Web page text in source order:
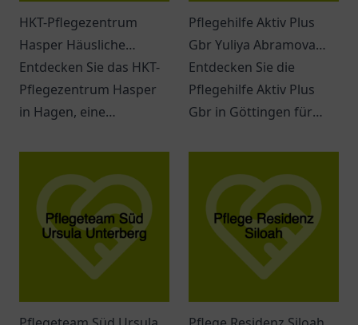
HKT-Pflegezentrum
Hasper Häusliche
Krankenpflege
Entdecken Sie das HKT-
Pflegezentrum Hasper
in Hagen, eine
individuelle und
professionelle häusliche
Krankenpflege.
Pflegehilfe Aktiv Plus
Gbr Yuliya Abramova
und Elena Burlak
Ambulanter
Pflegedienst
Entdecken Sie die
Pflegehilfe Aktiv Plus
Gbr in Göttingen für
individueller
Unterstützung im Alltag.